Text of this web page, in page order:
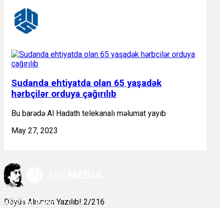
Sudanda ehtiyatda olan 65 yaşadək
hərbçilər orduya çağırılıb
Bu barədə Al Hadath telekanalı məlumat yayıb
May 27, 2023
Döyüş Alnınıza Yazılıb! 2/216
ANSÇM Radio